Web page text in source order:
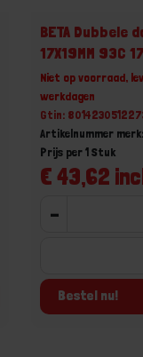
BETA
17X19MM 93C
Niet op voorraad,
werkdagen
Gtin:
Artikelnummer
€ 43,62
Prijs per 1 Stuk
-
Bestel nu!